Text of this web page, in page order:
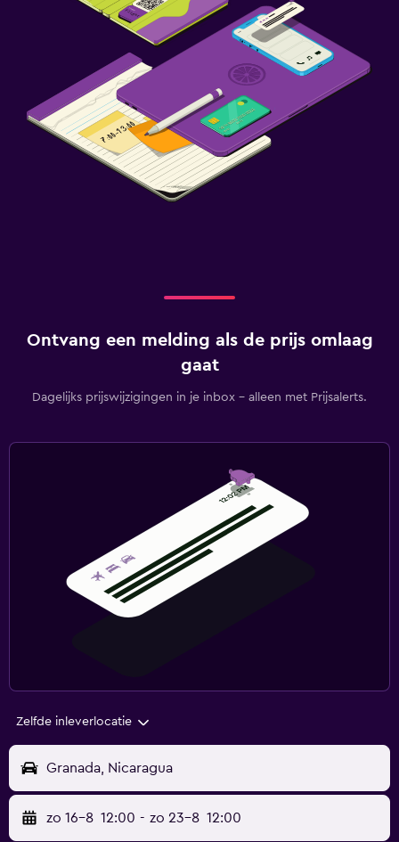
Ontvang een melding als de prijs omlaag
gaat
Dagelijks prijswijzigingen in je inbox - alleen met Prijsalerts.
Zelfde inleverlocatie
Granada, Nicaragua
zo 16-8 12:00 - zo 23-8 12:00